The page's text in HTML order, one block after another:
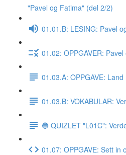
"Pavel og Fatima" (del 2/2)
01.01.B: LESING: Pavel
01.02: OPPGAVER:
01.03.A: OPPGAVE: Land
01.03.B: VOKABULAR:
🔵 QUIZLET "L01C":
01.07: OPPGAVE: Sett in